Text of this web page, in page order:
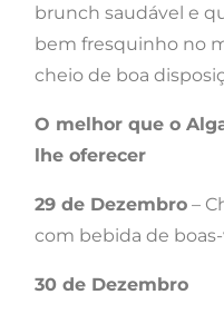
brunch saudável e
bem fresquinho no
cheio de boa
O melhor que o
lhe oferecer
29 de Dezembro –
com bebida de
30 de Dezembro